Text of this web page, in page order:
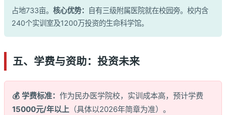
占地733亩。 核心优势： 自有三级附属医院就在校园旁。校内含
240个实训室及1200万投资的生命科学馆。
五、学费与资助：投资未来
💰 学费标准： 作为民办医学院校，实训成本高，预计学费
15000元/年以上 （具体以2026年简章为准）。